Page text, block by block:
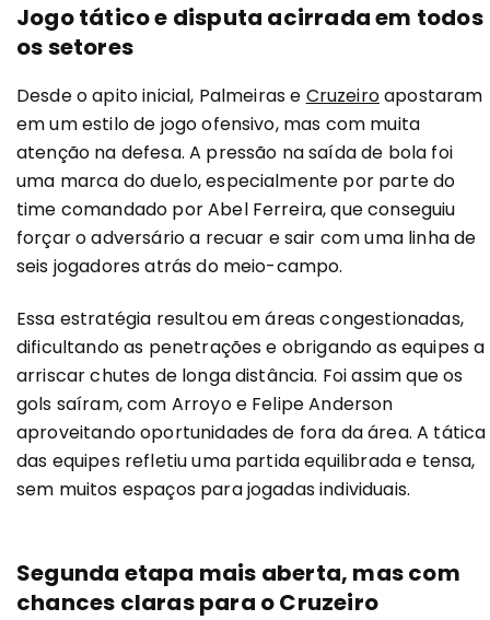
Jogo tático e disputa acirrada em todos
os setores
Desde o apito inicial, Palmeiras e Cruzeiroapostaram
em um estilo de jogo ofensivo, mas com muita
atenção na defesa. A pressão na saída de bola foi
uma marca do duelo, especialmente por parte do
time comandado por Abel Ferreira, que conseguiu
forçar o adversário a recuar e sair com uma linha de
seis jogadores atrás do meio-campo.
Essa estratégia resultou em áreas congestionadas,
dificultando as penetrações e obrigando as equipes a
arriscar chutes de longa distância. Foi assim que os
gols saíram, com Arroyo e Felipe Anderson
aproveitando oportunidades de fora da área. A tática
das equipes refletiu uma partida equilibrada e tensa,
sem muitos espaços para jogadas individuais.
Segunda etapa mais aberta, mas com
chances claras para o Cruzeiro